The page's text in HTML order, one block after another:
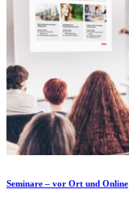
Seminare – vor Ort und Online